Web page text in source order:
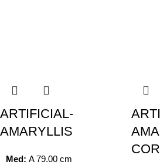
ARTIFICIAL-
AMARYLLIS
Med: A79.00 cm